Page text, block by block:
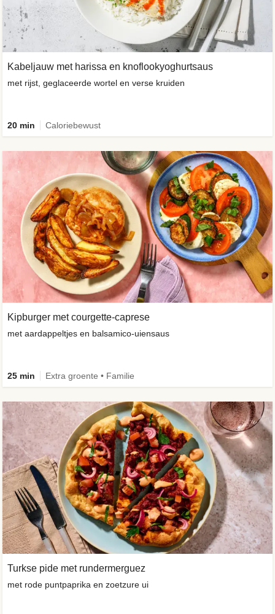
Kabeljauw met harissa en knoflookyoghurtsaus
met rijst, geglaceerde wortel en verse kruiden
20 min Caloriebewust
Kipburger met courgette-caprese
met aardappeltjes en balsamico-uiensaus
25 min Extra groente • Familie
Turkse pide met rundermerguez
met rode puntpaprika en zoetzure ui